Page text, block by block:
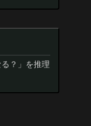
？」を推理